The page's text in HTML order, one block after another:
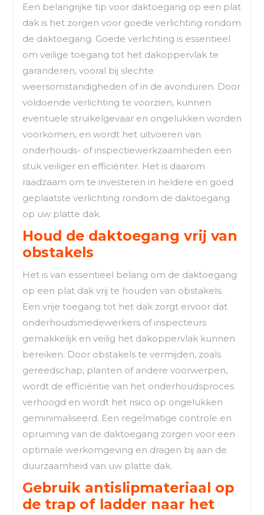
Een belangrijke tip voor daktoegang op een plat
dak is het zorgen voor goede verlichting rondom
de daktoegang. Goede verlichting is essentieel
om veilige toegang tot het dakoppervlak te
garanderen, vooral bij slechte
weersomstandigheden of in de avonduren. Door
voldoende verlichting te voorzien, kunnen
eventuele struikelgevaar en ongelukken worden
voorkomen, en wordt het uitvoeren van
onderhouds- of inspectiewerkzaamheden een
stuk veiliger en efficiënter. Het is daarom
raadzaam om te investeren in heldere en goed
geplaatste verlichting rondom de daktoegang
op uw platte dak.
Houd de daktoegang vrij van
obstakels
Het is van essentieel belang om de daktoegang
op een plat dak vrij te houden van obstakels.
Een vrije toegang tot het dak zorgt ervoor dat
onderhoudsmedewerkers of inspecteurs
gemakkelijk en veilig het dakoppervlak kunnen
bereiken. Door obstakels te vermijden, zoals
gereedschap, planten of andere voorwerpen,
wordt de efficiëntie van het onderhoudsproces
verhoogd en wordt het risico op ongelukken
geminimaliseerd. Een regelmatige controle en
opruiming van de daktoegang zorgen voor een
optimale werkomgeving en dragen bij aan de
duurzaamheid van uw platte dak.
Gebruik antislipmateriaal op
de trap of ladder naar het